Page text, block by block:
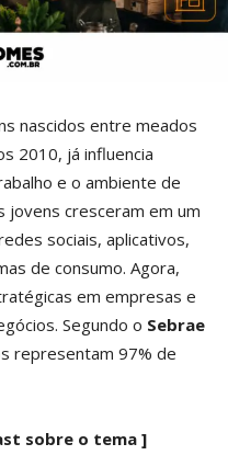
nascidos entre meados
2010, já influencia
e o ambiente de
jovens cresceram em um
sociais, aplicativos,
de consumo. Agora,
em empresas e
Segundo o Sebrae
representam 97% de
sobre o tema ]